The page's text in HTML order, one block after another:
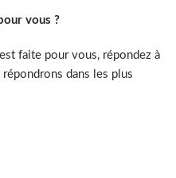
vous ?
faite pour vous, répondez à
dans les plus